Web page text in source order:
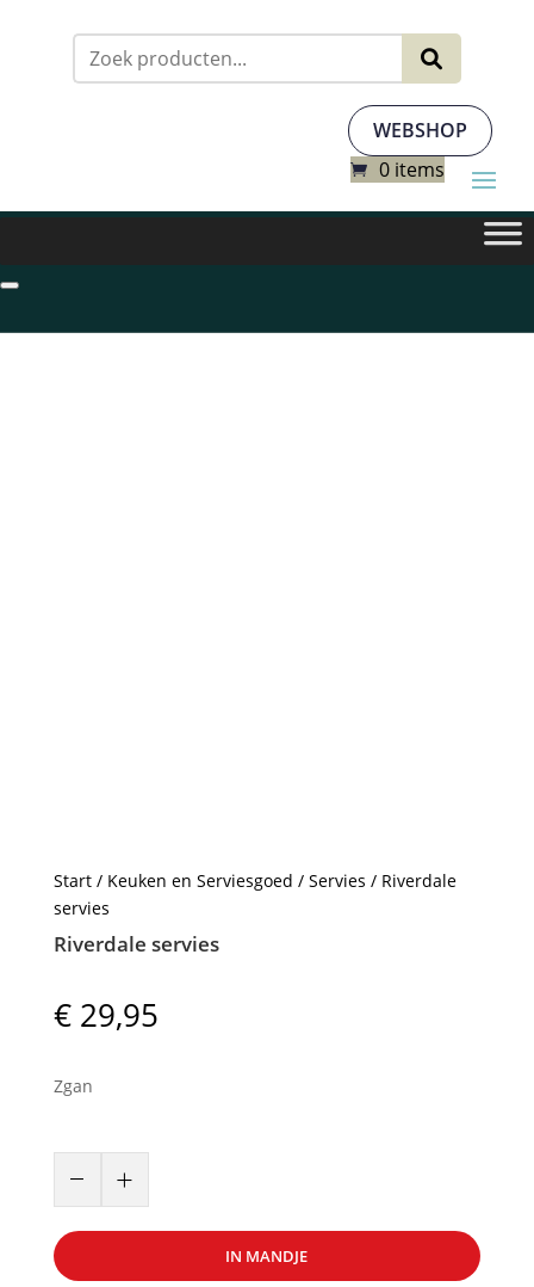
WEBSHOP
0 items
Start/ Keuken en Serviesgoed / Servies / Riverdale
servies
Riverdale servies
€29,95
Zgan
– +
IN MANDJE